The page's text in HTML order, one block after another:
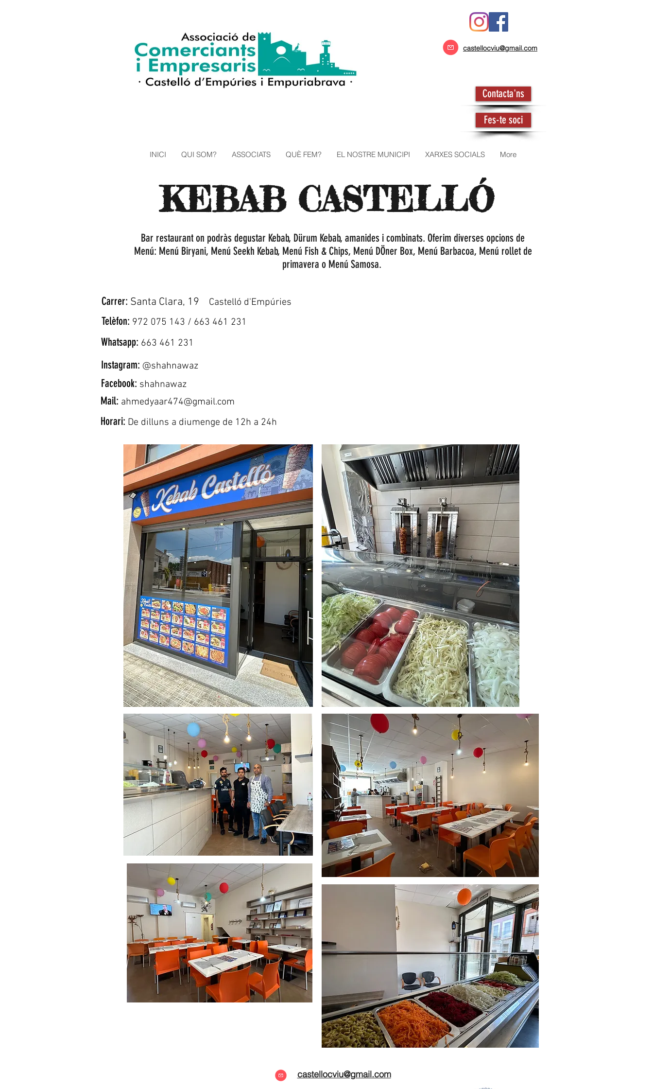
castellocviu@gmail.com
Contacta'ns
Fes-te soci
INICI QUI SOM? ASSOCIATS QUÈ FEM? EL NOSTRE MUNICIPI XARXES SOCIALS More
KEBAB CASTELLÓ
Bar restaurant on podràs degustar Kebab, Dürum Kebab, amanides i combinats. Oferim diverses opcions de
Menú: Menú Biryani, Menú Seekh Kebab, Menú Fish & Chips, Menú DÖner Box, Menú Barbacoa, Menú rollet de
primavera o Menú Samosa.
Carrer: Santa Clara, 19 Castelló d'Empúries
Telèfon: 972 075 143 / 663 461 231
Whatsapp: 663 461 231
Instagram: @shahnawaz
Facebook: shahnawaz
Mail: ahmedyaar474@gmail.com
Horari: De dilluns a diumenge de 12h a 24h
castellocviu@gmail.com